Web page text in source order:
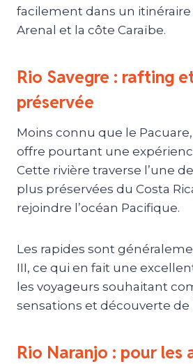
facilement dans un
Arenal et la côte Caraïbe.
Rio Savegre : rafting
préservée
Moins connu que le Pacuare,
offre pourtant une
Cette rivière traverse l’une
plus préservées du Costa
rejoindre l’océan Pacifique.
Les rapides sont
III, ce qui en fait une
les voyageurs souhaitant
sensations et découverte de
Rio Naranjo : pour les